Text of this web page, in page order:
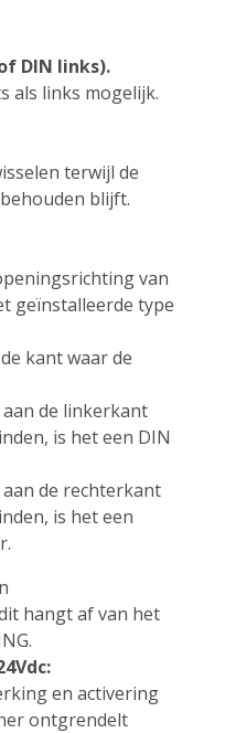
DIN links).
als links mogelijk.
terwijl de
blijft.
van
geïnstalleerde type
kant waar de
de linkerkant
is het een DIN
de rechterkant
is het een
hangt af van het
en activering
ontgrendelt